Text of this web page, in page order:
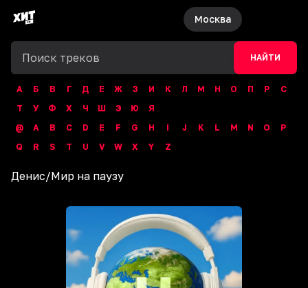
Москва
НАЙТИ
А Б В Г Д Е Ж З И К Л М Н О П Р
С
Т
У Ф Х Ч Ш Э Ю
Я
@
A B C D E F G H I J K L M N O
P
Q
R S T U V W X Y Z
Денис/Мир на паузу